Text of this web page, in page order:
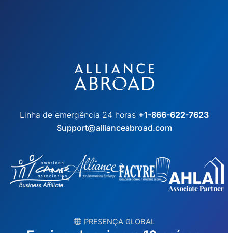
Linha de emergência 24 horas +1-866-622-7623
Support@allianceabroad.com
︎ PRESENÇA GLOBAL